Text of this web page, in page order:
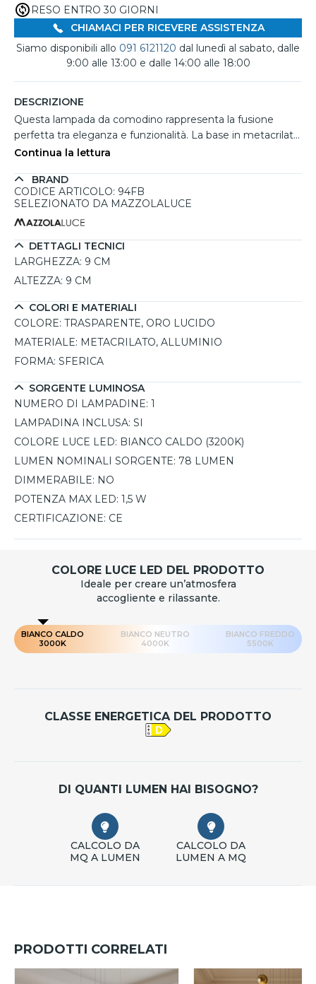
RESO ENTRO 30 GIORNI
CHIAMACI PER RICEVERE ASSISTENZA
Siamo disponibili allo 091 6121120 dal lunedì al sabato, dalle
9:00 alle 13:00 e dalle 14:00 alle 18:00
DESCRIZIONE
Questa lampada da comodino rappresenta la fusione
perfetta tra eleganza e funzionalità. La base in metacrilato
trasparente diffonde una luce calda, creando un’atmosfera
integrata da 1,5W emette una luce bianco caldo a 3200K,
ideale per ambienti come camere da letto o angoli lettura,
sensazione di intimità. Il design compatto si adatta a
qualsiasi arredamento, mentre i dettagli in alluminio oro
lucido aggiungono un tocco di raffinatezza. Grazie alla sua
estetica semplice e contemporanea, la lampada è perfetta
spazi ridotti o come punto di luce in ingressi e salotti. Una
lampada da comodino ricaricabile di ultima generazione,
capace di unire estetica e eleganza, offrendo libertà di
Continua la lettura
BRAND
CODICE ARTICOLO: 94FB
SELEZIONATO DA MAZZOLALUCE
DETTAGLI TECNICI
LARGHEZZA: 9 CM
ALTEZZA: 9 CM
COLORI E MATERIALI
COLORE: TRASPARENTE, ORO LUCIDO
MATERIALE: METACRILATO, ALLUMINIO
FORMA: SFERICA
SORGENTE LUMINOSA
NUMERO DI LAMPADINE: 1
LAMPADINA INCLUSA: SI
COLORE LUCE LED: BIANCO CALDO (3200K)
LUMEN NOMINALI SORGENTE: 78 LUMEN
DIMMERABILE: NO
POTENZA MAX LED: 1,5 W
CERTIFICAZIONE: CE
COLORE LUCE LED DEL PRODOTTO
Ideale per creare un’atmosfera
accogliente e rilassante.
BIANCO CALDO
3000K
BIANCO NEUTRO
4000K
BIANCO FREDDO
5500K
CLASSE ENERGETICA DEL PRODOTTO
DI QUANTI LUMEN HAI BISOGNO?
CALCOLO DA
MQ A LUMEN
CALCOLO DA
LUMEN A MQ
PRODOTTI CORRELATI